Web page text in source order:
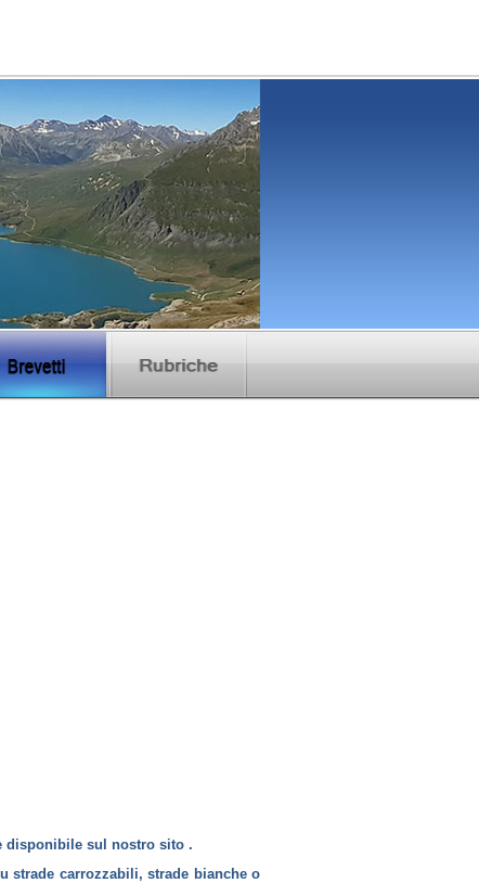
disponibile sul nostro sito .
strade carrozzabili, strade bianche o